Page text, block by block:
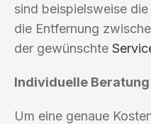
sind beispielsweise
die Entfernung
der gewünschte
Individuelle Beratung
Um eine genaue